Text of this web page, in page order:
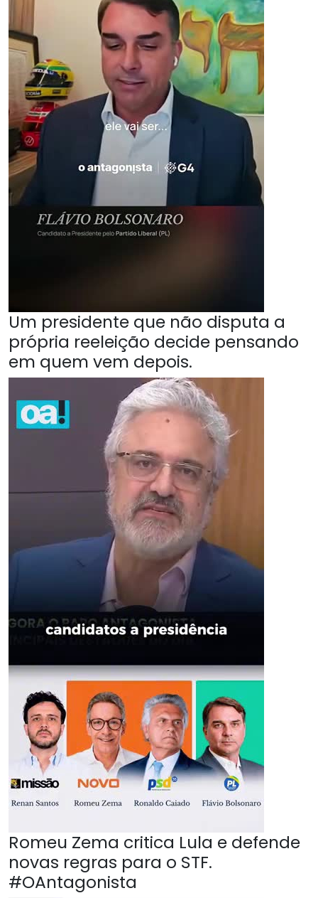
Um presidente que não disputa a
própria reeleição decide pensando
em quem vem depois.
Romeu Zema critica Lula e defende
novas regras para o STF.
#OAntagonista